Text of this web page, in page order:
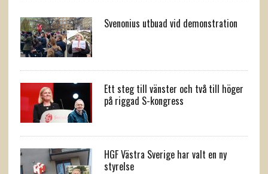
Svenonius utbuad vid demonstration
Ett steg till vänster och två till höger
på riggad S-kongress
HGF Västra Sverige har valt en ny
styrelse